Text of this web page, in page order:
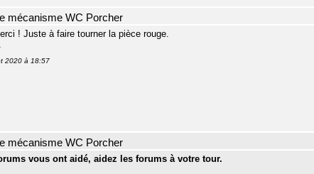
mécanisme WC Porcher
! Juste à faire tourner la pièce rouge.
2020 à 18:57
mécanisme WC Porcher
vous ont aidé, aidez les forums à votre tour.